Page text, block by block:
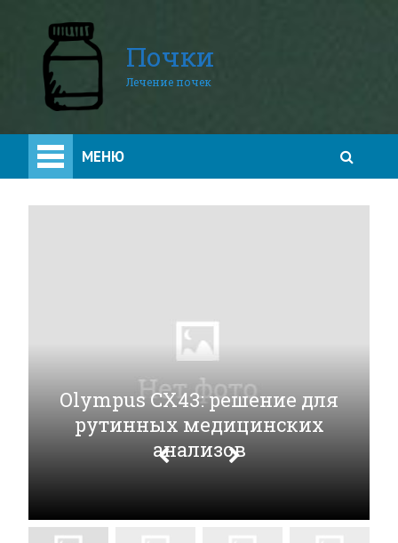
Почки
Лечение почек
МЕНЮ
Olympus CX43: решение для
рутинных медицинских
анализов